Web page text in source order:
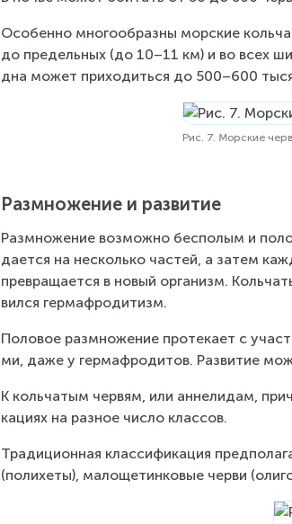
Осо­бен­но мно­го­об­раз­ны мор­ские
до пре­дель­ных (до 10–11 км) и во всех
дна может при­хо­дить­ся до 500–600
Рис. 7. Морские
Раз­мно­же­ние и раз­ви­тие
Раз­мно­же­ние воз­мож­но бес­по­лым и
да­ет­ся на несколь­ко ча­стей, а затем
превращается в новый организм.
вил­ся гер­ма­фро­ди­тизм.
По­ло­вое раз­мно­же­ние про­те­ка­ет с
ми, даже у гер­ма­фро­ди­тов. Раз­ви­тие
К коль­ча­тым чер­вям, или ан­не­ли­дам,
ка­ци­ях на раз­ное число клас­сов.
Тра­ди­ци­он­ная клас­си­фи­ка­ция
(полихеты), ма­ло­ще­тин­ко­вые черви